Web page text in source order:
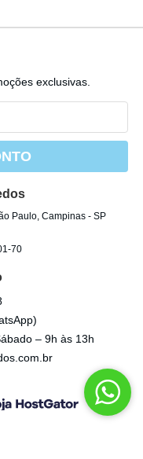
exclusivas.
Paulo, Campinas- SP
70
– 9h às 13h